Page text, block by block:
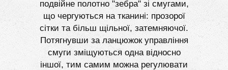
подвійне полотно "зебра" зі смугами,
що чергуються на тканині: прозорої
сітки та більш щільної, затемняючої.
Потягнувши за ланцюжок управління
смуги зміщуються одна відносно
іншої, тим самим можна регулювати